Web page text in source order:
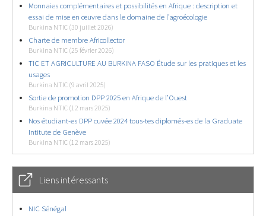
Monnaies complémentaires et possibilités en Afrique : description et
essai de mise en œuvre dans le domaine de l’agroécologie
Burkina NTIC (30 juillet 2026)
Charte de membre Africollector
Burkina NTIC (25 février 2026)
TIC ET AGRICULTURE AU BURKINA FASO Étude sur les pratiques et les
usages
Burkina NTIC (9 avril 2025)
Sortie de promotion DPP 2025 en Afrique de l’Ouest
Burkina NTIC (12 mars 2025)
Nos étudiant-es DPP cuvée 2024 tous-tes diplomés-es de la Graduate
Intitute de Genève
Burkina NTIC (12 mars 2025)
Liens intéressants
NIC Sénégal